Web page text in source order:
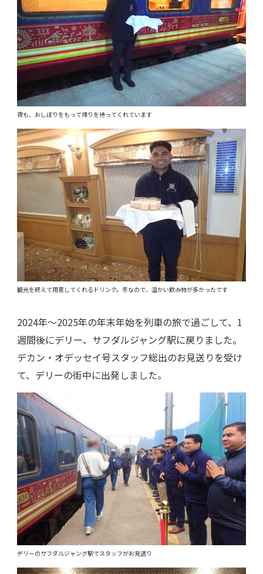
夜も、おしぼりをもって帰りを待ってくれています
観光を終えて用意してくれるドリンク。冬なので、温かい飲み物が多かったです
2024年～2025年の年末年始を列車の旅で過ごして、1
週間後にデリー、サフダルジャング駅に戻りました。
デカン・オデッセイ号スタッフ総出のお見送りを受け
て、デリーの街中に出発しました。
デリーのサフダルジャング駅でスタッフがお見送り